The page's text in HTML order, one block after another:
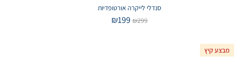
סנדלי לייקרה אורטופדיות
₪299
₪199
מבצע קיץ